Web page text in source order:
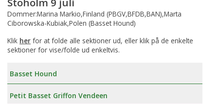
Dommer:Marina Markio,Finland (PBGV,BFDB,BAN),Marta
Ciborowska-Kubiak,Polen (Basset Hound)
Klik her for at folde alle sektioner ud, eller klik på de enkelte
sektioner for vise/folde ud enkeltvis.
Basset Hound
Petit Basset Griffon Vendeen